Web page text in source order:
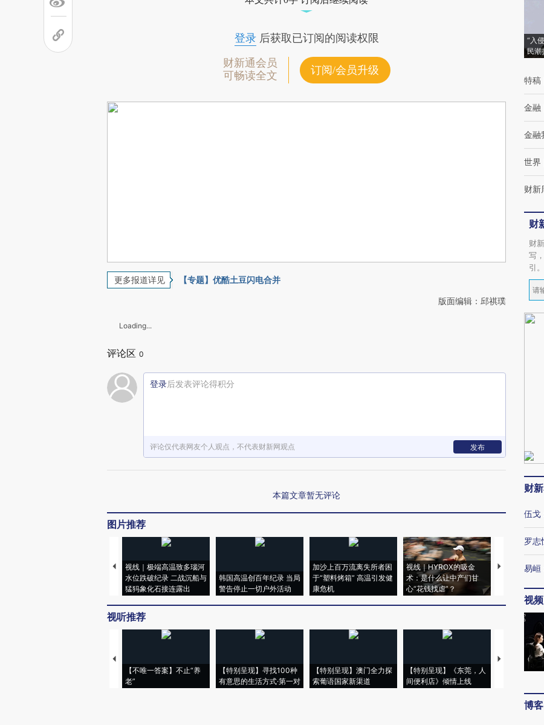
登录后获取已订阅的阅读权限
财新通会员
可畅读全文
订阅/会员升级
更多报道详见 【专题】优酷土豆闪电合并
版面编辑：邱祺璞
Loading...
评论区 0
登录后发表评论得积分
评论仅代表网友个人观点，不代表财新网观点 发布
本篇文章暂无评论
图片推荐
视线｜极端高温致多瑙河
水位跌破纪录 二战沉船与
猛犸象化石接连露出
韩国高温创百年纪录 当局
警告停止一切户外活动
加沙上百万流离失所者困
于“塑料烤箱” 高温引发健
康危机
视线｜HYROX的吸金
术：是什么让中产们甘
心“花钱找虐”？
马航飞行员
视听推荐
【不唯一答案】不止“养
老”
【特别呈现】寻找100种
有意思的生活方式·第一对
【特别呈现】澳门全力探
索葡语国家新渠道
【特别呈现】《东莞，人
间便利店》倾情上线
【推广】走
会，让数智
“入
民潮
特稿
金融
金融
世界
财新
财
财
写
引。
财
伍戈
罗志
易峘
视频
博客